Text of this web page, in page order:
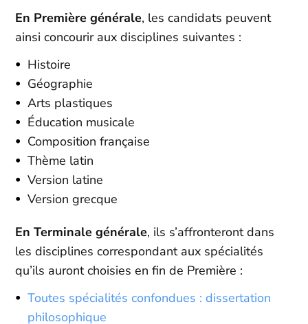
En Première générale, les candidats peuvent
ainsi concourir aux disciplines suivantes :
Histoire
Géographie
Arts plastiques
Éducation musicale
Composition française
Thème latin
Version latine
Version grecque
En Terminale générale, ils s’affronteront dans
les disciplines correspondant aux spécialités
qu’ils auront choisies en fin de Première :
Toutes spécialités confondues : dissertation
philosophique